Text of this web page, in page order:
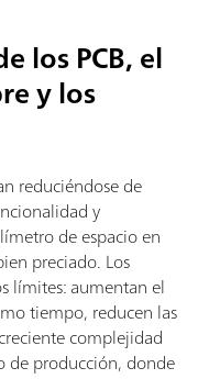
los PCB, el
y los
reduciéndose de
y
de espacio en
preciado. Los
límites: aumentan el
tiempo, reducen las
complejidad
de producción, donde